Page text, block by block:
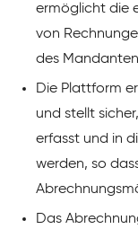
ermöglicht die
von
des
Die Plattform
und stellt
erfasst und in
werden, so
Das